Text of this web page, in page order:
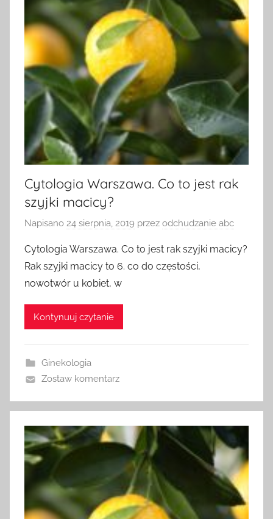
Cytologia Warszawa. Co to jest rak
szyjki macicy?
Napisano 24 sierpnia, 2019 przez odchudzanie abc
Cytologia Warszawa. Co to jest rak szyjki macicy?
Rak szyjki macicy to 6. co do częstości,
nowotwór u kobiet, w
Kontynuuj czytanie
Ginekologia
Zostaw komentarz